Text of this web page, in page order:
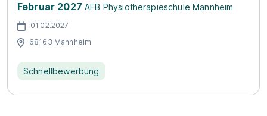
Februar 2027 AFB Physiotherapieschule Mannheim
01.02.2027
68163 Mannheim
Schnellbewerbung